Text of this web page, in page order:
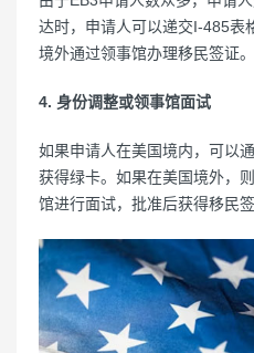
达时，申请人可以递交I-485表
境外通过领事馆办理移民签证。
4. 身份调整或领事馆面试
如果申请人在美国境内，可以
获得绿卡。如果在美国境外，
馆进行面试，批准后获得移民签